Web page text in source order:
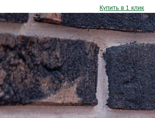
Купить в 1 клик